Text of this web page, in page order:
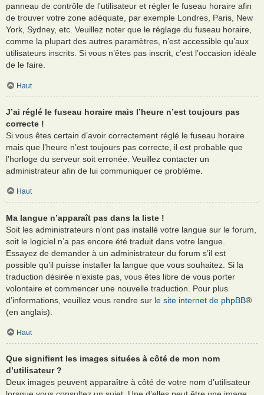
panneau de contrôle de l’utilisateur et régler le fuseau horaire afin
de trouver votre zone adéquate, par exemple Londres, Paris, New
York, Sydney, etc. Veuillez noter que le réglage du fuseau horaire,
comme la plupart des autres paramètres, n’est accessible qu’aux
utilisateurs inscrits. Si vous n’êtes pas inscrit, c’est l’occasion idéale
de le faire.
Haut
J’ai réglé le fuseau horaire mais l’heure n’est toujours pas
correcte !
Si vous êtes certain d’avoir correctement réglé le fuseau horaire
mais que l’heure n’est toujours pas correcte, il est probable que
l’horloge du serveur soit erronée. Veuillez contacter un
administrateur afin de lui communiquer ce problème.
Haut
Ma langue n’apparaît pas dans la liste !
Soit les administrateurs n’ont pas installé votre langue sur le forum,
soit le logiciel n’a pas encore été traduit dans votre langue.
Essayez de demander à un administrateur du forum s’il est
possible qu’il puisse installer la langue que vous souhaitez. Si la
traduction désirée n’existe pas, vous êtes libre de vous porter
volontaire et commencer une nouvelle traduction. Pour plus
d’informations, veuillez vous rendre sur le site internet de phpBB®
(en anglais).
Haut
Que signifient les images situées à côté de mon nom
d’utilisateur ?
Deux images peuvent apparaître à côté de votre nom d’utilisateur